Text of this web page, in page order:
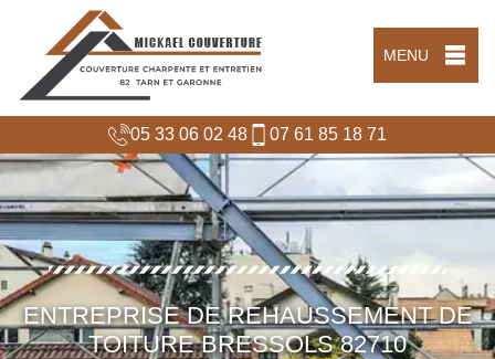
MENU
05 33 06 02 48 07 61 85 18 71
ENTREPRISE DE REHAUSSEMENT DE
TOITURE BRESSOLS 82710